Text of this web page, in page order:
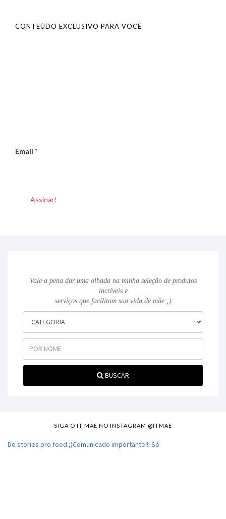
CONTEÚDO EXCLUSIVO PARA VOCÊ
Email *
Vale a pena dar uma olhada na minha seleção de produtos
incríveis e
serviços que facilitam sua vida de mãe ;)
BUSCAR
SIGA O IT MÃE NO INSTAGRAM @ITMAE
Do stories pro feed ;)Comunicado importante!!! Só